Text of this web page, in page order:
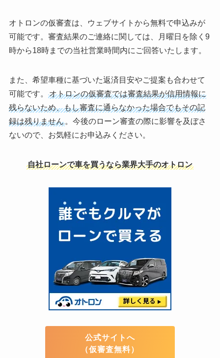
オトロンの仮審査は、ウェブサイトから無料で申込みが
可能です。審査結果のご連絡に関しては、月曜日を除く9
時から18時までの当社営業時間内にご回答いたします。
また、希望車種に基づいた返済目安やご提案も合わせて
可能です。
オトロンの仮審査では審査結果が信用情報に
残らないため、もし審査に通らなかった場合でもその記
録は残りません。今後のローン審査の際に影響を及ぼさ
ないので、お気軽にお申込みください。
自社ローンで車を買うなら業界大手のオトロン
公式サイトへ
（仮審査無料）